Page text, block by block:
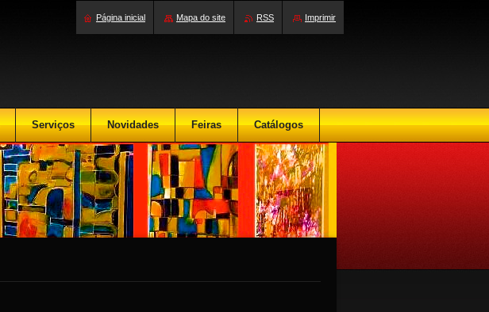
Serviços Novidades Feiras Catálogos
Página inicial Mapa do site RSS Imprimir